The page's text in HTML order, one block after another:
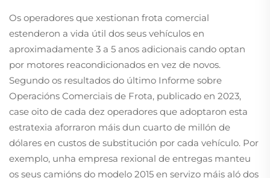
Os operadores que xestionan frota comercial
estenderon a vida útil dos seus vehículos en
aproximadamente 3 a 5 anos adicionais cando optan
por motores reacondicionados en vez de novos.
Segundo os resultados do último Informe sobre
Operacións Comerciais de Frota, publicado en 2023,
case oito de cada dez operadores que adoptaron esta
estratexia aforraron máis dun cuarto de millón de
dólares en custos de substitución por cada vehículo. Por
exemplo, unha empresa rexional de entregas manteu
os seus camións do modelo 2015 en servizo máis aló dos